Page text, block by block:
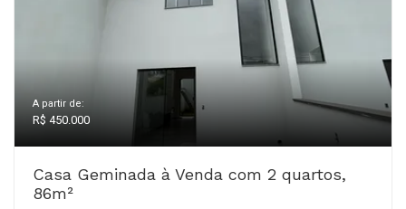
A partir de:
R$ 450.000
Casa Geminada à Venda com 2 quartos,
86m²